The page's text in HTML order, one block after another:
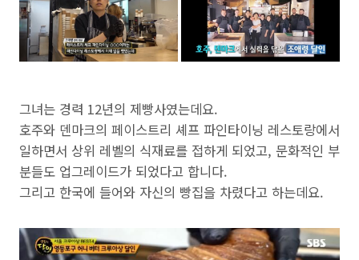
그녀는 경력 12년의 제빵사였는데요.
호주와 덴마크의 페이스트리 셰프 파인타이닝 레스토랑에서
일하면서 상위 레벨의 식재료를 접하게 되었고, 문화적인 부
분들도 업그레이드가 되었다고 합니다.
그리고 한국에 들어와 자신의 빵집을 차렸다고 하는데요.